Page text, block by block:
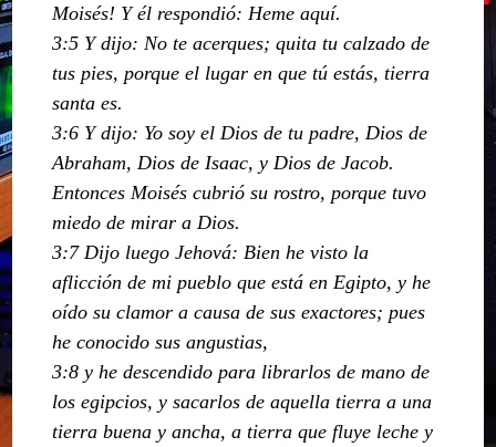
Moisés! Y él respondió: Heme aquí.
3:5 Y dijo: No te acerques; quita tu calzado de
tus pies, porque el lugar en que tú estás, tierra
santa es.
3:6 Y dijo: Yo soy el Dios de tu padre, Dios de
Abraham, Dios de Isaac, y Dios de Jacob.
Entonces Moisés cubrió su rostro, porque tuvo
miedo de mirar a Dios.
3:7 Dijo luego Jehová: Bien he visto la
aflicción de mi pueblo que está en Egipto, y he
oído su clamor a causa de sus exactores; pues
he conocido sus angustias,
3:8 y he descendido para librarlos de mano de
los egipcios, y sacarlos de aquella tierra a una
tierra buena y ancha, a tierra que fluye leche y